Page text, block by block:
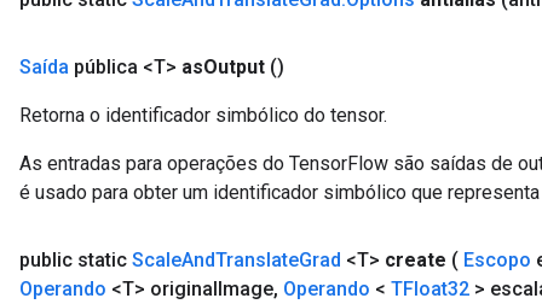
Saída pública <T> asOutput ()
Retorna o identificador simbólico do tensor.
As entradas para operações do TensorFlow são saídas de
é usado para obter um identificador simbólico que
public static ScaleAndTranslateGrad <T> create ( Escopo
Operando <T> originalImage, Operando < TFloat32 >